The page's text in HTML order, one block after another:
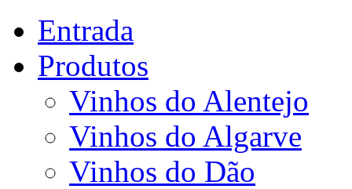
Entrada
Produtos
Vinhos do Alentejo
Vinhos do Algarve
Vinhos do Dão